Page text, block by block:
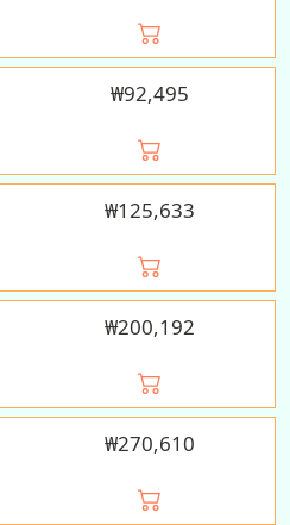
₩92,495
₩125,633
₩200,192
₩270,610